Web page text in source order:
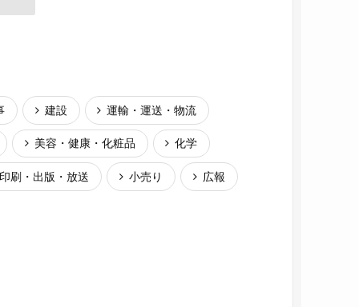
建設 運輸・運送・物流
美容・健康・化粧品 化学
刷・出版・放送 小売り 広報